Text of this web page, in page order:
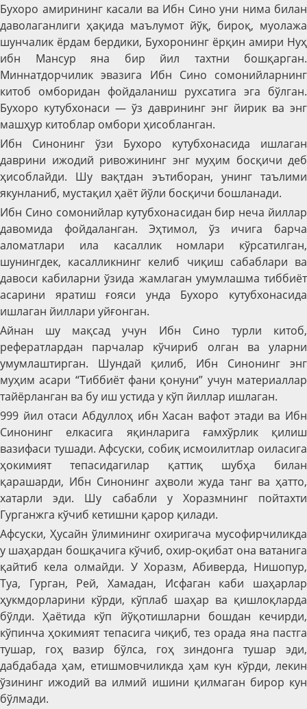
Бухоро амирининг касали ва Ибн Сино уни нима билан
даволаганлиги ҳақида маълумот йўқ, бироқ, муолажа
шунчалик ёрдам бердики, Бухоронинг ёрқин амири Нуҳ
ибн Мансур яна бир йил тахтни бошқарган.
Миннатдорчилик эвазига Ибн Сино сомонийларнинг
китоб омборидан фойдаланиш рухсатига эга бўлган.
Бухоро кутубхонаси — ўз даврининг энг йирик ва энг
машҳур китоблар омбори ҳисобланган.
Ибн Синонинг ўзи Бухоро кутубхонасида ишлаган
даврини ижодий ривожининг энг муҳим босқичи деб
ҳисоблайди. Шу вақтдан эътиборан, унинг таълими
якунланиб, мустақил ҳаёт йўли босқичи бошланади.
Ибн Сино сомонийлар кутубхонасидан бир неча йиллар
давомида фойдаланган. Эҳтимол, ўз ичига барча
аломатлари ила касаллик номлари кўрсатилган,
шунингдек, касалликнинг келиб чиқиш сабаблари ва
давоси кабиларни ўзида жамлаган умумлашма тиббиёт
асарини яратиш ғояси унда Бухоро кутубхонасида
ишлаган йиллари уйғонган.
Айнан шу мақсад учун Ибн Сино турли китоб,
рефератлардан парчалар кўчириб олган ва уларни
умумлаштирган. Шундай қилиб, Ибн Синонинг энг
муҳим асари “Тиббиёт фани қонуни” учун материаллар
тайёрланган ва бу иш устида у кўп йиллар ишлаган.
999 йил отаси Абдуллоҳ ибн Хасан вафот этади ва Ибн
Синонинг елкасига яқинларига ғамхўрлик қилиш
вазифаси тушади. Афсуски, собиқ исмоилитлар оиласига
ҳокимият тепасидагилар қаттиқ шубҳа билан
қарашарди, Ибн Синонинг аҳволи жуда танг ва ҳатто,
хатарли эди. Шу сабабли у Хоразмнинг пойтахти
Гурганжга кўчиб кетишни қарор қилади.
Афсуски, Ҳусайн ўлимининг охиригача мусофирчиликда
у шаҳардан бошқачига кўчиб, охир-оқибат она ватанига
қайтиб кела олмайди. У Хоразм, Абиверда, Нишопур,
Туа, Гурган, Рей, Хамадан, Исфаган каби шаҳарлар
ҳукмдорларини кўрди, кўплаб шаҳар ва қишлоқларда
бўлди. Ҳаётида кўп йўқотишларни бошдан кечирди,
кўпинча ҳокимият тепасига чиқиб, тез орада яна пастга
тушар, гоҳ вазир бўлса, гоҳ зиндонга тушар эди,
дабдабада ҳам, етишмовчиликда ҳам кун кўрди, лекин
ўзининг ижодий ва илмий ишини қилмаган бирор кун
бўлмади.